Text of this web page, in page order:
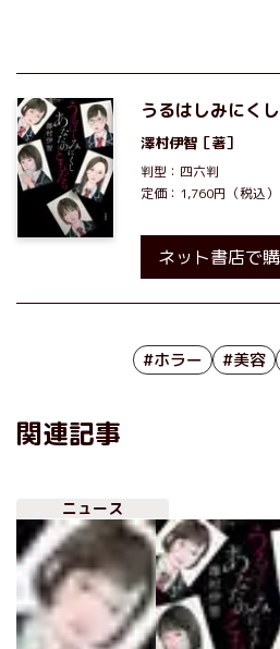
うるはしみにく
澤村伊智 ［著］
判型：四六判
定価：1,760円（税込）
ネット書店で
#ホラー #美容
関連記事
ニュース